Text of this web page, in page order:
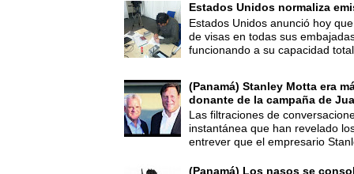
Estados Unidos normaliza
Estados Unidos anunció hoy
de visas en todas sus
funcionando a su capacidad
(Panamá) Stanley Motta era
donante de la campaña de
Las filtraciones de
instantánea que han revelado
entrever que el empresario
(Panamá) Los nasos se